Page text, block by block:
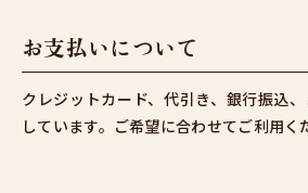
お支払いについて
クレジットカード、代引き、銀行振込
しています。ご希望に合わせてご利用く